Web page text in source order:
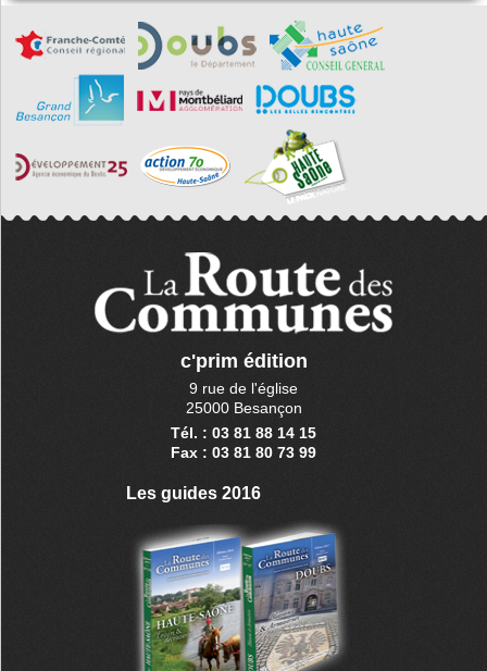
c'prim édition
9 rue de l'église
25000 Besançon
Tél. : 03 81 88 14 15
Fax : 03 81 80 73 99
Les guides 2016